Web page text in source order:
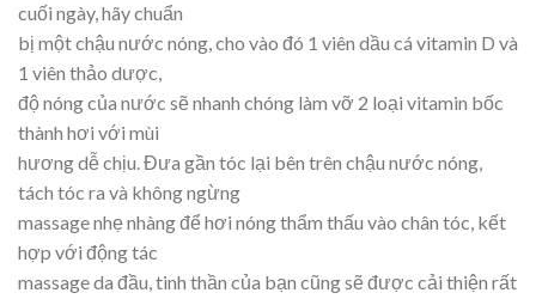
cuối ngày, hãy chuẩn
bị một chậu nước nóng, cho vào đó 1 viên dầu cá vitamin D và
1 viên thảo dược,
độ nóng của nước sẽ nhanh chóng làm vỡ 2 loại vitamin bốc
thành hơi với mùi
hương dễ chịu. Đưa gần tóc lại bên trên chậu nước nóng,
tách tóc ra và không ngừng
massage nhẹ nhàng để hơi nóng thẩm thấu vào chân tóc, kết
hợp với động tác
massage da đầu, tinh thần của bạn cũng sẽ được cải thiện rất